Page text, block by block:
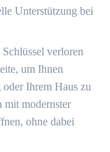
Unterstützung bei
verloren
um Ihnen
Ihrem Haus zu
mit modernster
ohne dabei